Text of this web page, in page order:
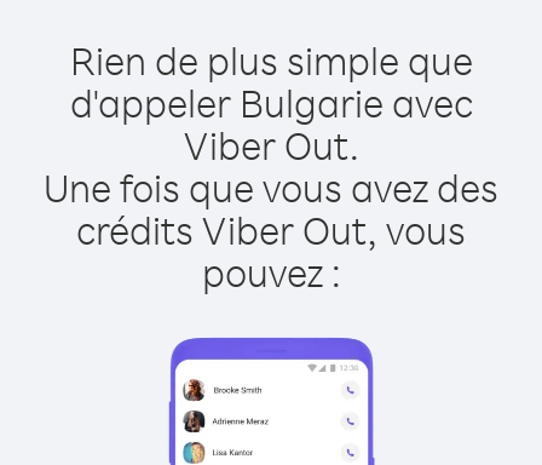
Rien de plus simple que
d'appeler Bulgarie avec
Viber Out.
Une fois que vous avez des
crédits Viber Out, vous
pouvez :